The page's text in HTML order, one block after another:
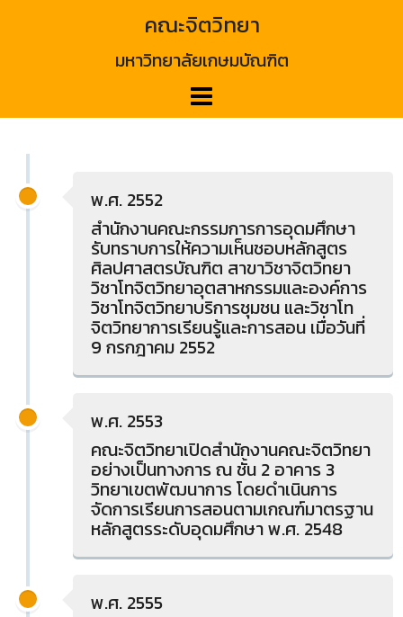
คณะจิตวิทยา
มหาวิทยาลัยเกษมบัณฑิต
พ.ศ. 2552
สำนักงานคณะกรรมการการอุดมศึกษา
รับทราบการให้ความเห็นชอบหลักสูตร
ศิลปศาสตรบัณฑิต สาขาวิชาจิตวิทยา
วิชาโทจิตวิทยาอุตสาหกรรมและองค์การ
วิชาโทจิตวิทยาบริการชุมชน และวิชาโท
จิตวิทยาการเรียนรู้และการสอน เมื่อวันที่
9 กรกฎาคม 2552
พ.ศ. 2553
คณะจิตวิทยาเปิดสำนักงานคณะจิตวิทยา
อย่างเป็นทางการ ณ ชั้น 2 อาคาร 3
วิทยาเขตพัฒนาการ โดยดำเนินการ
จัดการเรียนการสอนตามเกณฑ์มาตรฐาน
หลักสูตรระดับอุดมศึกษา พ.ศ. 2548
พ.ศ. 2555